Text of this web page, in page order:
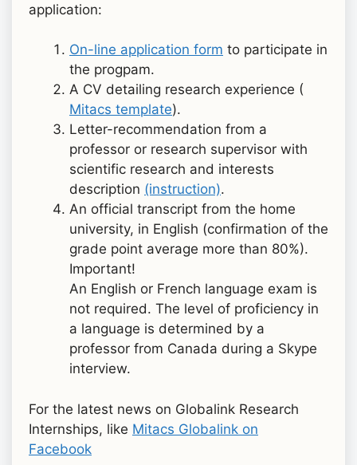
application:
On-line application form to participate in
the progpam.
A CV detailing research experience (
Mitacs template).
Letter-recommendation from a
professor or research supervisor with
scientific research and interests
description (instruction).
An official transcript from the home
university, in English (confirmation of the
grade point average more than 80%).
Important!
An English or French language exam is
not required. The level of proficiency in
a language is determined by a
professor from Canada during a Skype
interview.
For the latest news on Globalink Research
Internships, like Mitacs Globalink on
Facebook